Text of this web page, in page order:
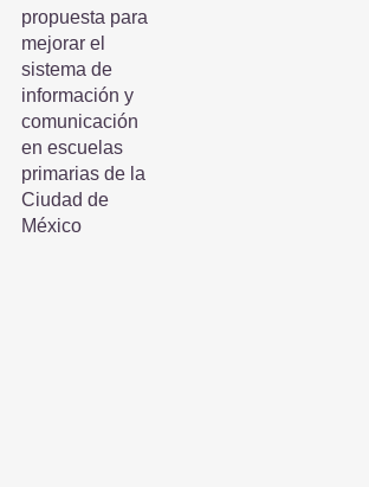
propuesta para
mejorar el
sistema de
información y
comunicación
en escuelas
primarias de la
Ciudad de
México